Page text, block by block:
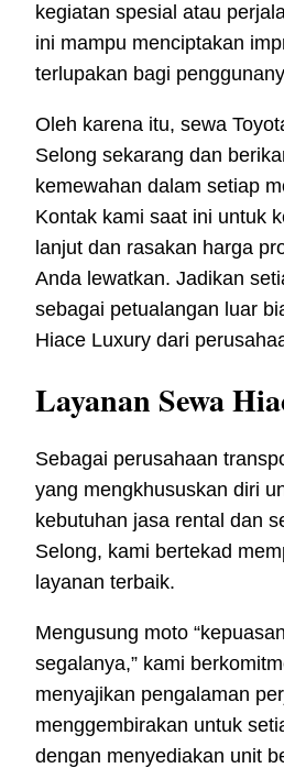
kegiatan spesial atau
ini mampu menciptakan
terlupakan bagi
Oleh karena itu, sewa
Selong sekarang dan
kemewahan dalam setiap
Kontak kami saat ini untuk
lanjut dan rasakan harga
Anda lewatkan. Jadikan
sebagai petualangan luar
Hiace Luxury dari
Layanan Sewa
Sebagai perusahaan
yang mengkhususkan diri
kebutuhan jasa rental dan
Selong, kami bertekad
layanan terbaik.
Mengusung moto
segalanya,” kami
menyajikan pengalaman
menggembirakan untuk
dengan menyediakan unit